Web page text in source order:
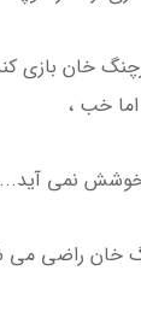
خان بازی
خب ،
خوشش نمی آید...
خان راضی می